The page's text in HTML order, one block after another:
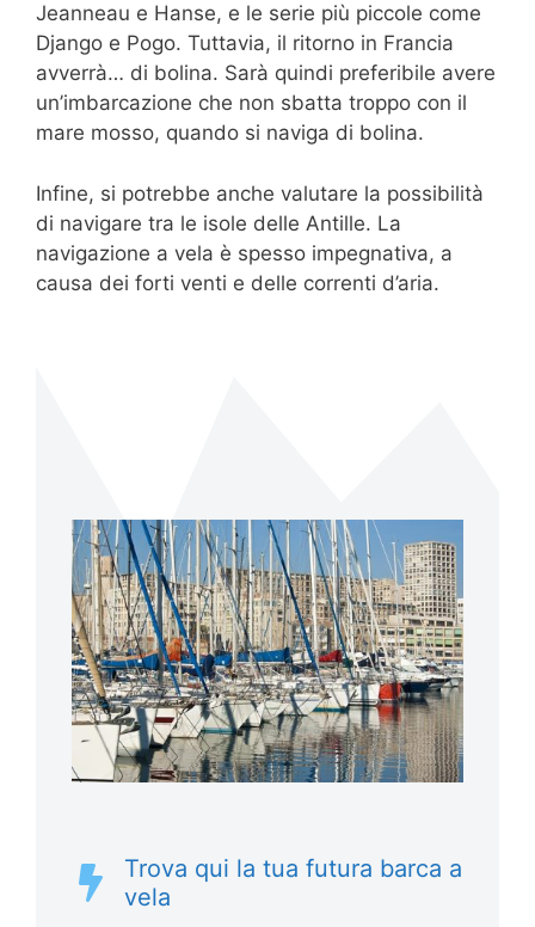
Jeanneau e Hanse, e le serie più piccole come
Django e Pogo. Tuttavia, il ritorno in Francia
avverrà… di bolina. Sarà quindi preferibile avere
un’imbarcazione che non sbatta troppo con il
mare mosso, quando si naviga di bolina.
Infine, si potrebbe anche valutare la possibilità
di navigare tra le isole delle Antille. La
navigazione a vela è spesso impegnativa, a
causa dei forti venti e delle correnti d’aria.
Trova qui la tua futura barca a
vela